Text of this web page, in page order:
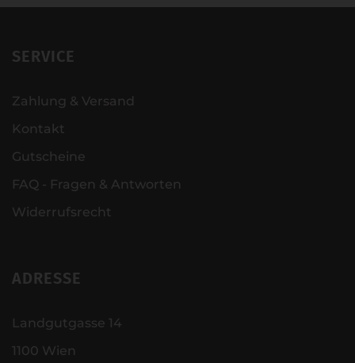
SERVICE
Zahlung & Versand
Kontakt
Gutscheine
FAQ - Fragen & Antworten
Widerrufsrecht
ADRESSE
Landgutgasse 14
1100 Wien